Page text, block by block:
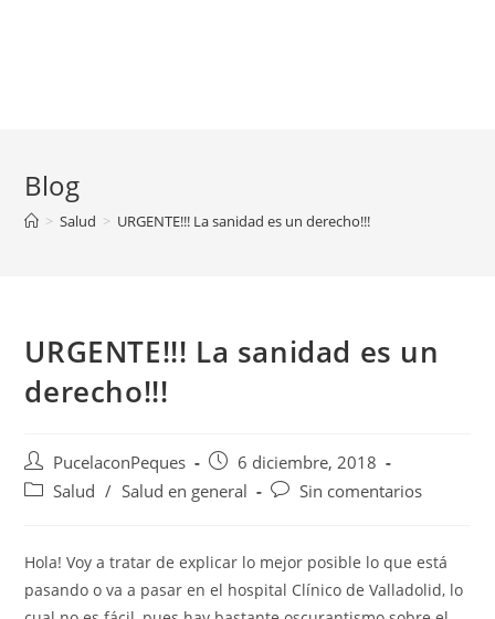
Blog
> Salud > URGENTE!!! La sanidad es un derecho!!!
URGENTE!!! La sanidad es un
derecho!!!
PucelaconPeques
6 diciembre, 2018
Salud / Salud en general Sin comentarios
Hola! Voy a tratar de explicar lo mejor posible lo que está
pasando o va a pasar en el hospital Clínico de Valladolid, lo